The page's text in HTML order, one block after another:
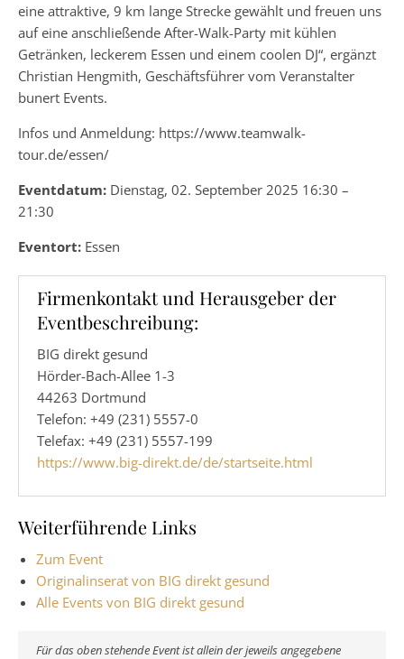
eine attraktive, 9 km lange Strecke gewählt und freuen uns
auf eine anschließende After-Walk-Party mit kühlen
Getränken, leckerem Essen und einem coolen DJ“, ergänzt
Christian Hengmith, Geschäftsführer vom Veranstalter
bunert Events.
Infos und Anmeldung: https://www.teamwalk-
tour.de/essen/
Eventdatum: Dienstag, 02. September 2025 16:30 –
21:30
Eventort: Essen
Firmenkontakt und Herausgeber der
Eventbeschreibung:
BIG direkt gesund
Hörder-Bach-Allee 1-3
44263 Dortmund
Telefon: +49 (231) 5557-0
Telefax: +49 (231) 5557-199
https://www.big-direkt.de/de/startseite.html
Weiterführende Links
Zum Event
Originalinserat von BIG direkt gesund
Alle Events von BIG direkt gesund
Für das oben stehende Event ist allein der jeweils angegebene